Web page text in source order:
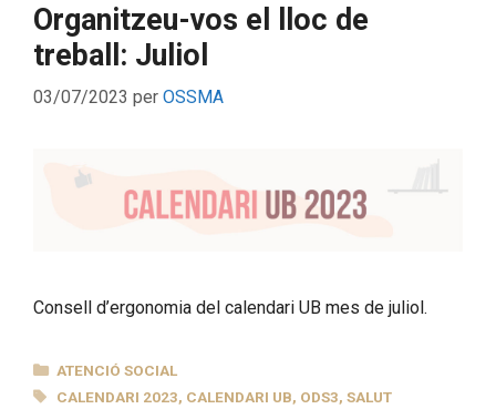
Organitzeu-vos el lloc de
treball: Juliol
03/07/2023 per OSSMA
Consell d’ergonomia del calendari UB mes de juliol.
CATEGORIES
ATENCIÓ SOCIAL
ETIQUETES
CALENDARI 2023, CALENDARI UB, ODS3,SALUT